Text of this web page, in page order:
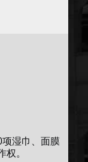
湿巾、面膜
权。